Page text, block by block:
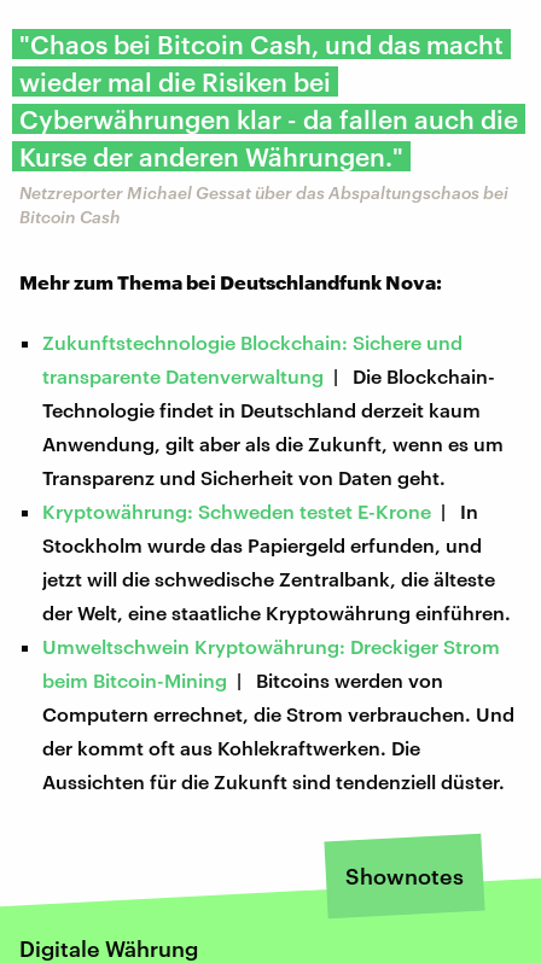
"Chaos bei Bitcoin Cash, und das macht
wieder mal die Risiken bei
Cyberwährungen klar - da fallen auch die
Kurse der anderen Währungen."
Netzreporter Michael Gessat über das Abspaltungschaos bei
Bitcoin Cash
Mehr zum Thema bei Deutschlandfunk Nova:
Zukunftstechnologie Blockchain: Sichere und
transparente Datenverwaltung | Die Blockchain-
Technologie findet in Deutschland derzeit kaum
Anwendung, gilt aber als die Zukunft, wenn es um
Transparenz und Sicherheit von Daten geht.
Kryptowährung: Schweden testet E-Krone | In
Stockholm wurde das Papiergeld erfunden, und
jetzt will die schwedische Zentralbank, die älteste
der Welt, eine staatliche Kryptowährung einführen.
Umweltschwein Kryptowährung: Dreckiger Strom
beim Bitcoin-Mining | Bitcoins werden von
Computern errechnet, die Strom verbrauchen. Und
der kommt oft aus Kohlekraftwerken. Die
Aussichten für die Zukunft sind tendenziell düster.
Shownotes
Digitale Währung